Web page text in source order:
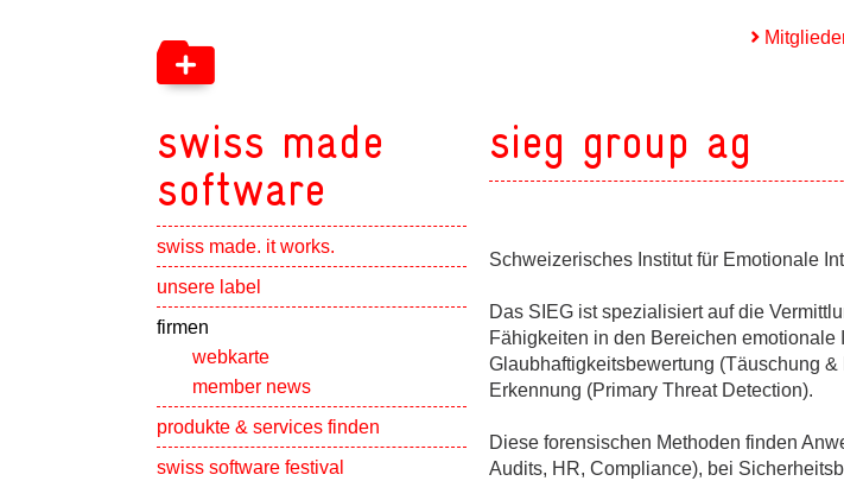
swiss made
software
swiss made. it works.
unsere label
firmen Show subpages
webkarte
member news
produkte & services finden
swiss software festival
sieg group ag
Schweizerisches Institut für Emotionale
Das SIEG ist spezialisiert auf die
Fähigkeiten in den Bereichen emotionale
Glaubhaftigkeitsbewertung (Täuschung
Erkennung (Primary Threat Detection).
Diese forensischen Methoden finden
Audits, HR, Compliance), bei